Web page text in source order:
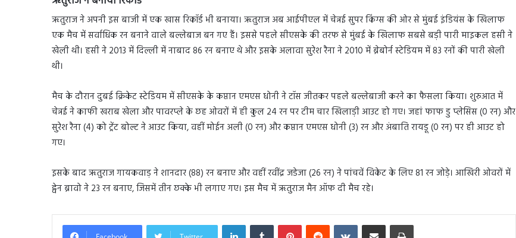
ऋतुराज ने अपनी इस बाजी में एक खास रिकॉर्ड भी बनाया। ऋतुराज अब आईपीएल में चेन्नई सुपर किंग्स की ओर से मुंबई इंडियंस के खिलाफ
एक मैच में सर्वाधिक रन बनाने वाले बल्लेबाज बन गए हैं। इससे पहले सीएसके की तरफ से मुंबई के खिलाफ सबसे बड़ी पारी माइकल हसी ने
खेली थी। हसी ने 2013 में दिल्ली में नाबाद 86 रन बनाए थे और इसके अलावा सुरेश रैना ने 2010 में ब्रेबोर्न स्टेडियम में 83 रनों की पारी खेली
थी।
मैच के दौरान दुबई क्रिकेट स्टेडियम में सीएसके के कप्तान एमएस धोनी ने टॉस जीतकर पहले बल्लेबाजी करने का फैसला किया। शुरुआत में
चेन्नई ने काफी खराब खेला और पावरप्ले के छह ओवरों में ही कुल 24 रन पर टीम चार खिलाड़ी आउट हो गए। जहां फाफ डु प्लेसिस (0 रन) और
सुरेश रैना (4) को ट्रेंट बोल्ट ने आउट किया, वहीं मोईन अली (0 रन) और कप्तान एमएस धोनी (3) रन और अंबाति रायडू (0 रन) पर ही आउट हो
गए।
इसके बाद ऋतुराज गायकवाड़‌ ने शानदार (88) रन बनाए और वहीं रवींद्र जडेजा (26 रन) ने पांचवें विकेट के लिए 81 रन जोड़े। आखिरी ओवरों में
ड्वेन ब्रावो ने 23 रन बनाए, जिसमें तीन छक्के भी लगाए गए। इस मैच में ऋतुराज मैन ऑफ दी मैच रहे।
LinkedInTumblr PinterestReddit VKontakteShare via Email Print